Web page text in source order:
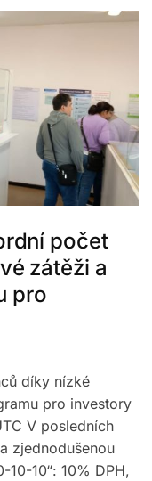
počet
zátěži a
pro
díky nízké
pro investory
V posledních
zjednodušenou
10-10“: 10% DPH,